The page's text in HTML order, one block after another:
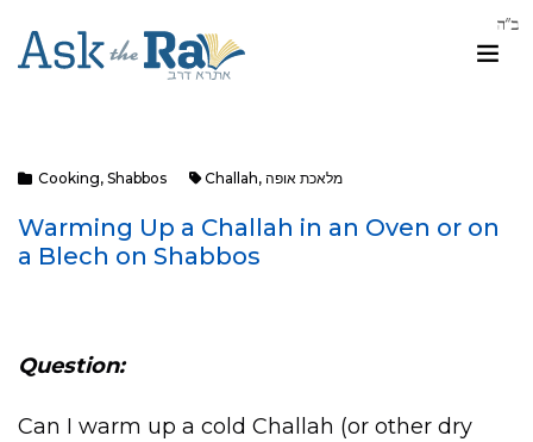
Cooking, Shabbos Challah, מלאכת אופה
Warming Up a Challah in an Oven or on
a Blech on Shabbos
Question:
Can I warm up a cold Challah (or other dry